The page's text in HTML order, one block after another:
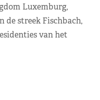
Luxemburg,
de streek Fischbach,
van het